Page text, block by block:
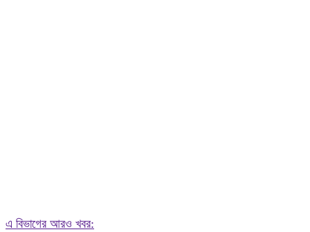
এ বিভাগের আরও খবর: